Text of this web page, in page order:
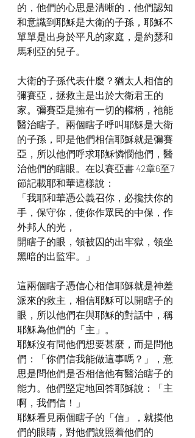
的，他們的心思是清晰的，他們認知
和意識到耶穌是大衛的子孫，耶穌不
單單是出身於平凡的家庭，是約瑟和
馬利亞的兒子。
大衛的子孫代表什麼？猶太人相信的
彌賽亞，拯救主是出於大衛君王的
家。彌賽亞是擁有一切的權柄，祂能
醫治瞎子。兩個瞎子呼叫耶穌是大衛
的子孫，即是他們相信耶穌就是彌賽
亞，所以他們呼求耶穌憐憫他們，醫
治他們的瞎眼。在以賽亞書 42章6至7
節記載耶和華這樣說：
「我耶和華憑公義召你，必攙扶你的
手，保守你，使你作眾民的中保，作
外邦人的光，
開瞎子的眼，領被囚的出牢獄，領坐
黑暗的出監牢。」
這兩個瞎子憑信心相信耶穌就是神差
派來的救主，相信耶穌可以開瞎子的
眼，所以他們在與耶穌的對話中，稱
耶穌為他們的「主」。
耶穌沒有問他們想要甚麼，而是問他
們：「你們信我能做這事嗎？」，意
思是問他們是否相信他有醫治瞎子的
能力。他們堅定地回答耶穌說：「主
啊，我們信！」
耶穌看見兩個瞎子的「信」，就摸他
們的眼睛，對他們說照着他們的